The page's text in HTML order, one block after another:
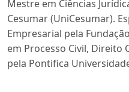
Mestre em Ciências
Cesumar (UniCesumar).
Empresarial pela
em Processo Civil, Direito
pela Pontifica